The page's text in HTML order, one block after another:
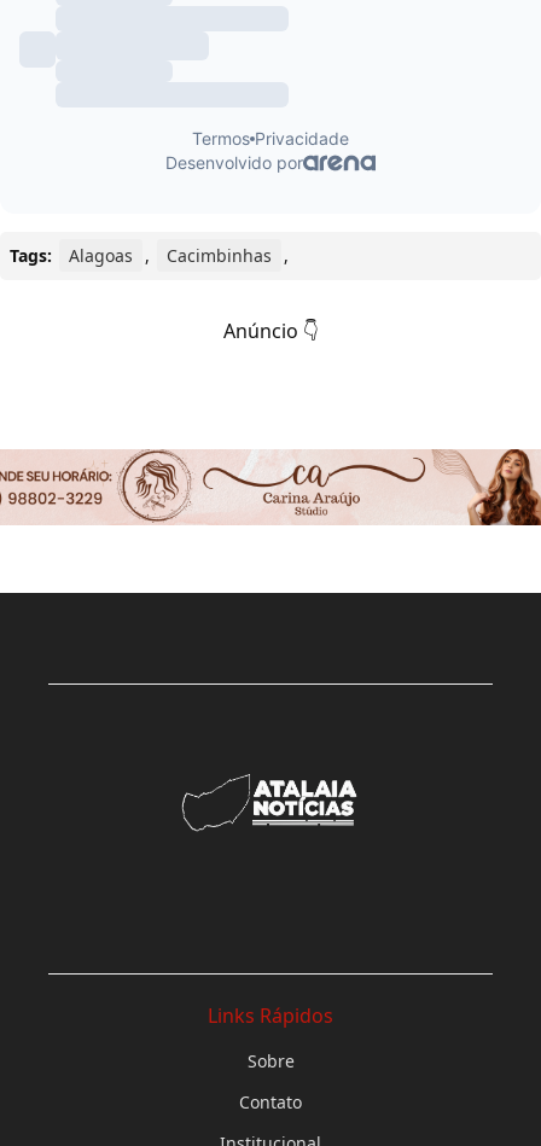
Tags: Alagoas , Cacimbinhas ,
Anúncio 👇
Links Rápidos
Sobre
Contato